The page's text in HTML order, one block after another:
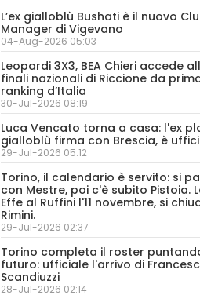
L’ex gialloblù Bushati è il nuovo
Manager di Vigevano
04-Aug-2026 05:03
Leopardi 3X3, BEA Chieri accede
finali nazionali di Riccione da
ranking d’Italia
30-Jul-2026 08:19
Luca Vencato torna a casa: l'ex
gialloblù firma con Brescia, è
29-Jul-2026 05:12
Torino, il calendario è servito: si
con Mestre, poi c'è subito Pistoia.
Effe al Ruffini l'11 novembre, si
Rimini.
29-Jul-2026 02:37
Torino completa il roster
futuro: ufficiale l'arrivo di
Scandiuzzi
28-Jul-2026 02:14